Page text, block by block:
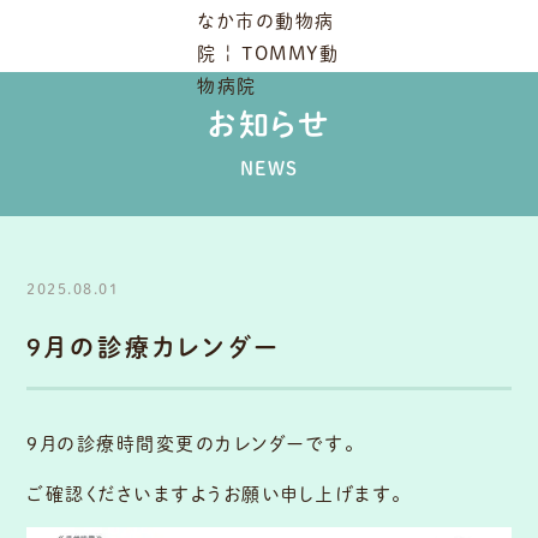
お知らせ
NEWS
2025.08.01
9月の診療カレンダー
9月の診療時間変更のカレンダーです。
ご確認くださいますようお願い申し上げます。